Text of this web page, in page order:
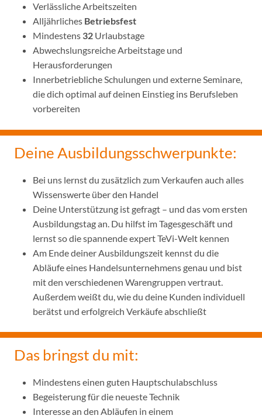
Verlässliche Arbeitszeiten
Alljährliches Betriebsfest
Mindestens 32 Urlaubstage
Abwechslungsreiche Arbeitstage und
Herausforderungen
Innerbetriebliche Schulungen und externe Seminare,
die dich optimal auf deinen Einstieg ins Berufsleben
vorbereiten
Deine Ausbildungsschwerpunkte:
Bei uns lernst du zusätzlich zum Verkaufen auch alles
Wissenswerte über den Handel
Deine Unterstützung ist gefragt – und das vom ersten
Ausbildungstag an. Du hilfst im Tagesgeschäft und
lernst so die spannende expert TeVi-Welt kennen
Am Ende deiner Ausbildungszeit kennst du die
Abläufe eines Handelsunternehmens genau und bist
mit den verschiedenen Warengruppen vertraut.
Außerdem weißt du, wie du deine Kunden individuell
berätst und erfolgreich Verkäufe abschließt
Das bringst du mit:
Mindestens einen guten Hauptschulabschluss
Begeisterung für die neueste Technik
Interesse an den Abläufen in einem